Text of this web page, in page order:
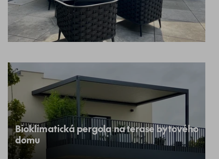
Bioklimatická pergola na terase bytového
domu